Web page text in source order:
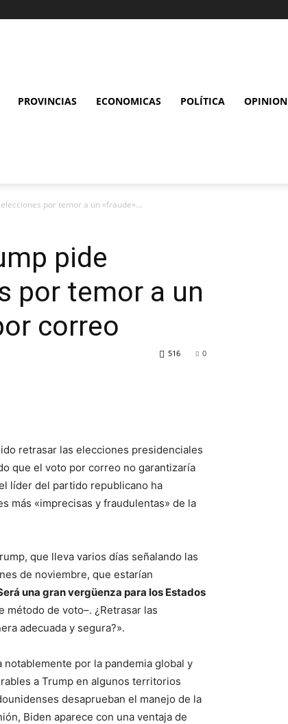
PROVINCIAS ECONOMICAS POLÍTICA OPINION
por temor a un «fraude»...
pide
por temor a un
correo
0
516
retrasar las elecciones presidenciales
que el voto por correo no garantizaría
líder del partido republicano ha
más «imprecisas y fraudulentas» de la
que lleva varios días señalando las
de noviembre, que estarían
una gran vergüenza para los Estados
método de voto–. ¿Retrasar las
adecuada y segura?».
por la pandemia global y
a Trump en algunos territorios
desaprueban el manejo de la
Biden aparece con una ventaja de